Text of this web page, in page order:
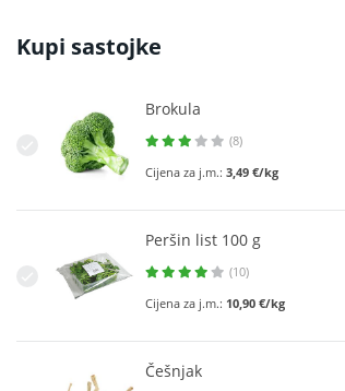
Kupi sastojke
Brokula
(8)
Cijena za j.m.: 3,49 €/kg
Peršin list 100 g
(10)
Cijena za j.m.: 10,90 €/kg
Češnjak